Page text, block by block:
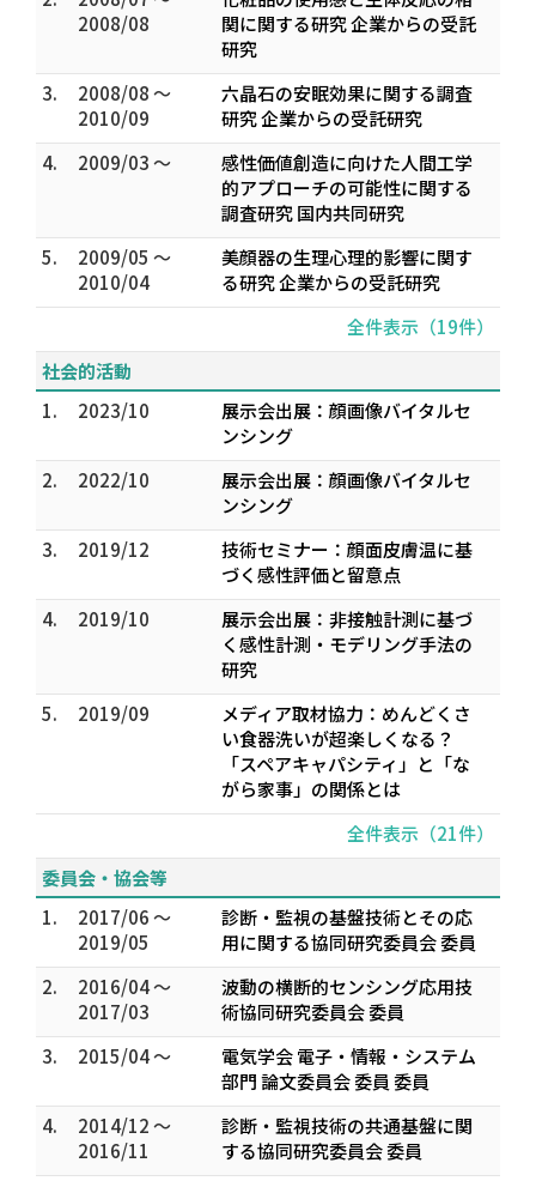
2008/08
関に関する研究 企業からの受託
研究
3.
2008/08 ～
2010/09
六晶石の安眠効果に関する調査
研究 企業からの受託研究
4.
2009/03 ～
感性価値創造に向けた人間工学
的アプローチの可能性に関する
調査研究 国内共同研究
5.
2009/05 ～
2010/04
美顔器の生理心理的影響に関す
る研究 企業からの受託研究
全件表示（19件）
社会的活動
1.
2023/10
展示会出展：顔画像バイタルセ
ンシング
2.
2022/10
展示会出展：顔画像バイタルセ
ンシング
3.
2019/12
技術セミナー：顔面皮膚温に基
づく感性評価と留意点
4.
2019/10
展示会出展：非接触計測に基づ
く感性計測・モデリング手法の
研究
5.
2019/09
メディア取材協力：めんどくさ
い食器洗いが超楽しくなる？
「スペアキャパシティ」と「な
がら家事」の関係とは
全件表示（21件）
委員会・協会等
1.
2017/06 ～
2019/05
診断・監視の基盤技術とその応
用に関する協同研究委員会 委員
2.
2016/04 ～
2017/03
波動の横断的センシング応用技
術協同研究委員会 委員
3.
2015/04 ～
電気学会 電子・情報・システム
部門 論文委員会 委員 委員
4.
2014/12 ～
2016/11
診断・監視技術の共通基盤に関
する協同研究委員会 委員